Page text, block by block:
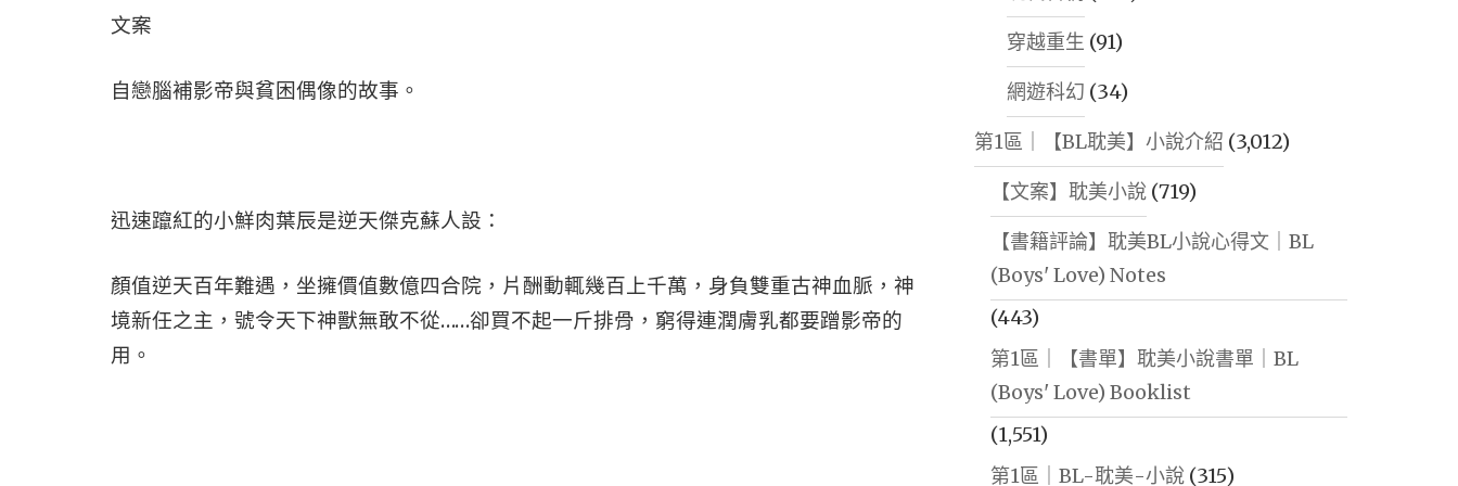
文案
自戀腦補影帝與貧困偶像的故事。
迅速躥紅的小鮮肉葉辰是逆天傑克蘇人設：
顏值逆天百年難遇，坐擁價值數億四合院，片酬動輒幾百上千萬，身負雙重古神血脈，神
境新任之主，號令天下神獸無敢不從……卻買不起一斤排骨，窮得連潤膚乳都要蹭影帝的
用。
穿越重生 (91)
網遊科幻 (34)
第1區｜【BL耽美】小說介紹 (3,012)
【文案】耽美小說(719)
【書籍評論】耽美BL小說心得文｜BL
(Boys' Love) Notes
(443)
第1區｜【書單】耽美小說書單｜BL
(Boys' Love) Booklist
(1,551)
第1區｜BL-耽美-小說(315)